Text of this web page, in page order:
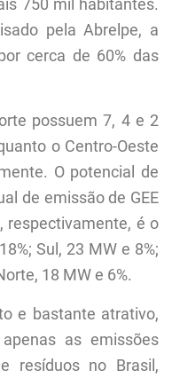
750 mil habitantes.
pela Abrelpe, a
cerca de 60% das
possuem 7, 4 e 2
o Centro-Oeste
O potencial de
de emissão de GEE
respectivamente, é o
Sul, 23 MW e 8%;
18 MW e 6%.
e bastante atrativo,
as emissões
resíduos no Brasil,